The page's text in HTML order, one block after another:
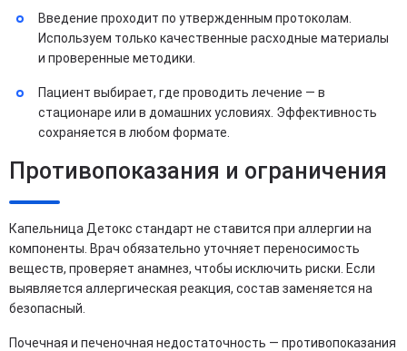
Введение проходит по утвержденным протоколам.
Используем только качественные расходные материалы
и проверенные методики.
Пациент выбирает, где проводить лечение — в
стационаре или в домашних условиях. Эффективность
сохраняется в любом формате.
Противопоказания и ограничения
Капельница Детокс стандарт не ставится при аллергии на
компоненты. Врач обязательно уточняет переносимость
веществ, проверяет анамнез, чтобы исключить риски. Если
выявляется аллергическая реакция, состав заменяется на
безопасный.
Почечная и печеночная недостаточность — противопоказания